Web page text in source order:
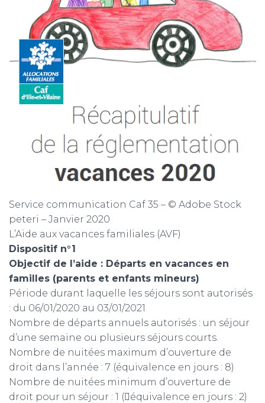
Service communication Caf 35 – © Adobe Stock
peteri – Janvier 2020
L’Aide aux vacances familiales (AVF)
Dispositif n°1
Objectif de l’aide : Départs en vacances en
familles (parents et enfants mineurs)
Période durant laquelle les séjours sont autorisés
: du 06/01/2020 au 03/01/2021
Nombre de départs annuels autorisés : un séjour
d’une semaine ou plusieurs séjours courts.
Nombre de nuitées maximum d’ouverture de
droit dans l’année : 7 (équivalence en jours : 8)
Nombre de nuitées minimum d’ouverture de
droit pour un séjour : 1 (équivalence en jours : 2)